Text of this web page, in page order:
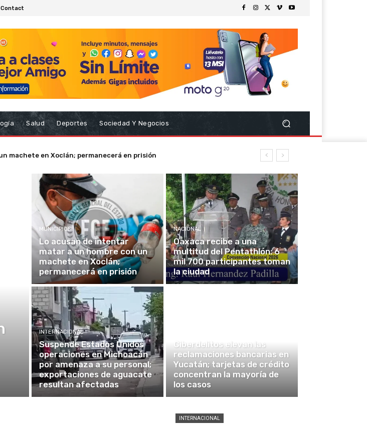
Contact
Salud Deportes Sociedad Y Negocios
machete en Xoclán; permanecerá en prisión
6 mil 700 participantes toman la ciudad
MUNICIPIOS
Lo acusan de intentar
matar a un hombre con un
machete en Xoclán;
permanecerá en prisión
NACIONAL
Oaxaca recibe a una
multitud del Pentathlón: 6
mil 700 participantes toman
la ciudad
INTERNACIONAL
Suspende Estados Unidos
operaciones en Michoacán
por amenaza a su personal;
exportaciones de aguacate
resultan afectadas
Ciberdelitos elevan las
reclamaciones bancarias en
Yucatán; tarjetas de crédito
concentran la mayoría de
los casos
INTERNACIONAL